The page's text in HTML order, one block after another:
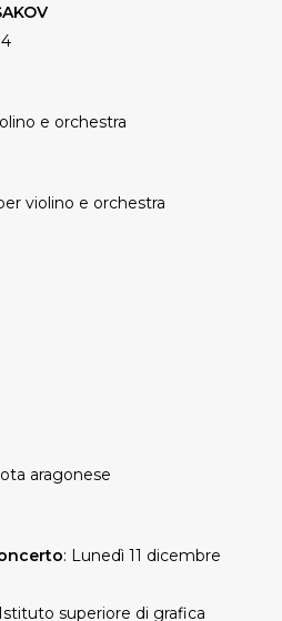
e orchestra
violino e orchestra
aragonese
: Lunedì 11 dicembre
superiore di grafica